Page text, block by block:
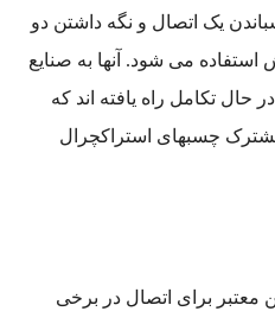
یک اتصال و نگه داشتن دو
می شود. آنها به صنایع
تکامل راه یافته اند که
چسبهای استراکچرال
معتبر برای اتصال در برخی